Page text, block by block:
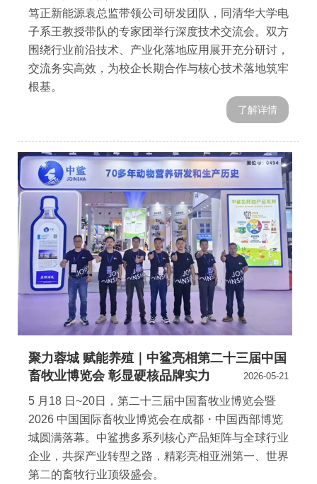
笃正新能源袁总监带领公司研发团队，同清华大学电
子系王教授带队的专家团举行深度技术交流会。双方
围绕行业前沿技术、产业化落地应用展开充分研讨，
交流务实高效，为校企长期合作与核心技术落地筑牢
根基。
了解详情
聚力蓉城 赋能养殖｜中鲨亮相第二十三届中国
畜牧业博览会 彰显硬核品牌实力
2026-05-21
5 月18 日~20日，第二十三届中国畜牧业博览会暨
2026 中国国际畜牧业博览会在成都・中国西部博览
城圆满落幕。中鲨携多系列核心产品矩阵与全球行业
企业，共探产业转型之路，精彩亮相亚洲第一、世界
第二的畜牧行业顶级盛会。